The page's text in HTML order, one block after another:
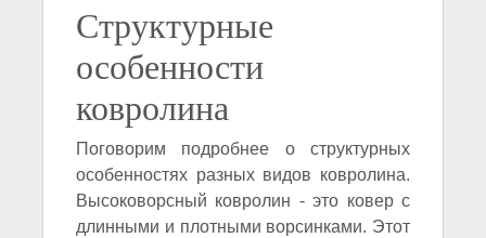
Структурные
особенности
ковролина
Поговорим подробнее о структурных
особенностях разных видов ковролина.
Высоковорсный ковролин - это ковер с
длинными и плотными ворсинками. Этот